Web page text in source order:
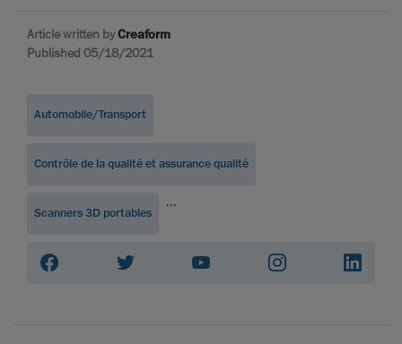
Article written byCreaform
Published 05/18/2021
Automobile/Transport
Contrôle de la qualité et assurance qualité
Scanners 3D portables
...